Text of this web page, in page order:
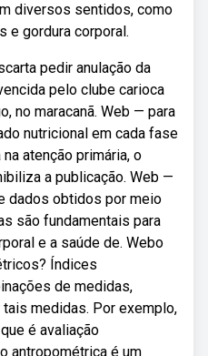
diversos sentidos, como
e gordura corporal.
pedir anulação da
pelo clube carioca
no maracanã. Web — para
nutricional em cada fase
atenção primária, o
a publicação. Web —
dados obtidos por meio
são fundamentais para
e a saúde de. Webo
Índices
de medidas,
medidas. Por exemplo,
é avaliação
antropométrica é um